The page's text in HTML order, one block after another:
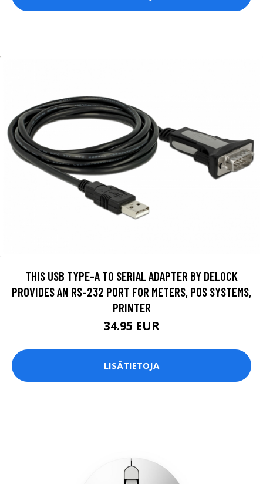
THIS USB TYPE-A TO SERIAL ADAPTER BY DELOCK
PROVIDES AN RS-232 PORT FOR METERS, POS SYSTEMS,
PRINTER
34.95 EUR
LISÄTIETOJA